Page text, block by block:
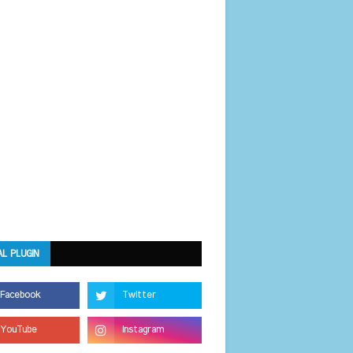
PLUGIN